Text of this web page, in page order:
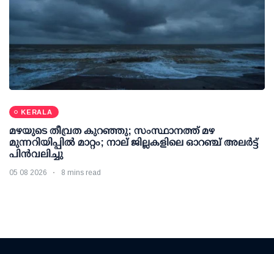
KERALA
മഴയുടെ തീവ്രത കുറഞ്ഞു; സംസ്ഥാനത്ത് മഴ
മുന്നറിയിപ്പിൽ മാറ്റം; നാല് ജില്ലകളിലെ ഓറഞ്ച് അലർട്ട്
പിൻവലിച്ചു
05 08 2026 8 mins read